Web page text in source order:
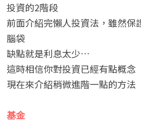
投資的2階段
前面介紹完懶人投資法，雖然保
腦袋
缺點就是利息太少…
這時相信你對投資已經有點概念
現在來介紹稍微進階一點的方法
基金